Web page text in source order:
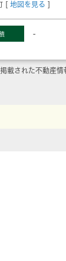
[ 地図を見る ]
-
載された不動産情